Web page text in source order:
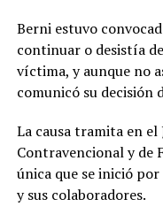
Berni estuvo
continuar o desistía
víctima, y aunque no
comunicó su decisión
La causa tramita en el
Contravencional y de
única que se inició
y sus colaboradores.